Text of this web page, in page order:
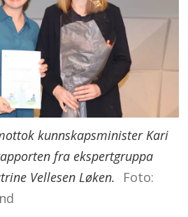
kunnskapsminister Kari
fra ekspertgruppa
Vellesen Løken.
Foto: